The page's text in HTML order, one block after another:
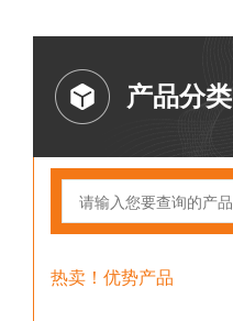
产品分类
热卖！优势产品